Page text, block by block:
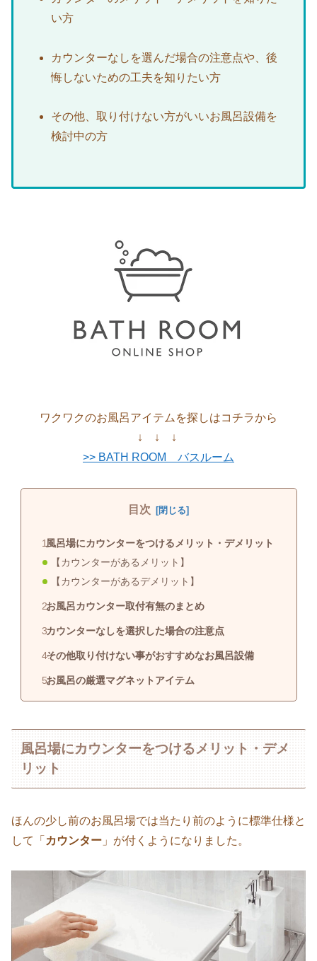
い方
カウンターなしを選んだ場合の注意点や、後
悔しないための工夫を知りたい方
その他、取り付けない方がいいお風呂設備を
検討中の方
ワクワクのお風呂アイテムを探しはコチラから
↓ ↓ ↓
>> BATH ROOM バスルーム
目次
風呂場にカウンターをつけるメリット・デメリット
【カウンターがあるメリット】
【カウンターがあるデメリット】
お風呂カウンター取付有無のまとめ
カウンターなしを選択した場合の注意点
その他取り付けない事がおすすめなお風呂設備
お風呂の厳選マグネットアイテム
風呂場にカウンターをつけるメリット・デメ
リット
ほんの少し前のお風呂場では当たり前のように標準仕様と
して「 カウンター 」が付くようになりました。